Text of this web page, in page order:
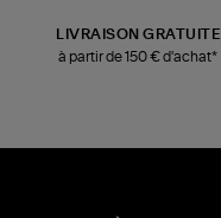
LIVRAISON GRATUITE
à partir de 150 € d'achat*